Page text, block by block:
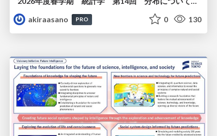
akiraasano
PRO 0 130